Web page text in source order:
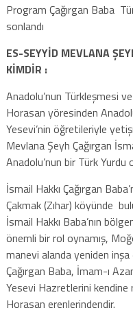
Program Çağırgan Baba
sonlandı
ES-SEYYİD MEVLANA
KİMDİR :
Anadolu’nun Türkleşmesi
Horasan yöresinden
Yesevi’nin öğretileriyle
Mevlana Şeyh Çağırgan
Anadolu’nun bir Türk
İsmail Hakkı Çağırgan
Çakmak (Zıhar) köyünde
İsmail Hakkı Baba’nın
önemli bir rol oynamış,
manevi alanda yeniden
Çağırgan Baba, İmam-ı
Yesevi Hazretlerini
Horasan erenlerindendir.